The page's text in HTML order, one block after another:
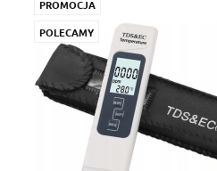
PROMOCJA
POLECAMY